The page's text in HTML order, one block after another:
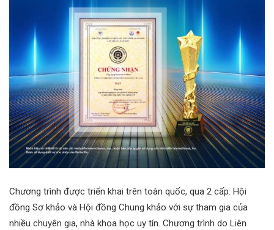
Chương trình được triển khai trên toàn quốc, qua 2 cấp: Hội
đồng Sơ khảo và Hội đồng Chung khảo với sự tham gia của
nhiều chuyên gia, nhà khoa học uy tín. Chương trình do Liên